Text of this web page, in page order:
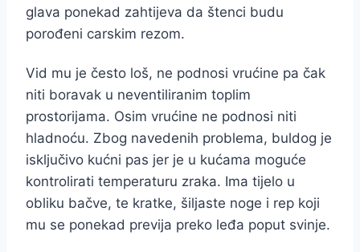
glava ponekad zahtijeva da štenci budu
porođeni carskim rezom.
Vid mu je često loš, ne podnosi vrućine pa čak
niti boravak u neventiliranim toplim
prostorijama. Osim vrućine ne podnosi niti
hladnoću. Zbog navedenih problema, buldog je
isključivo kućni pas jer je u kućama moguće
kontrolirati temperaturu zraka. Ima tijelo u
obliku bačve, te kratke, šiljaste noge i rep koji
mu se ponekad previja preko leđa poput svinje.